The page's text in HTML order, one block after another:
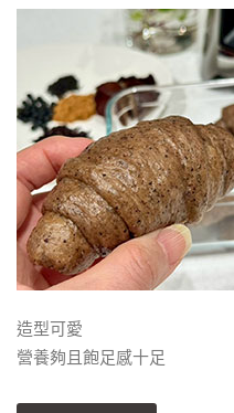
造型可愛
營養夠且飽足感十足